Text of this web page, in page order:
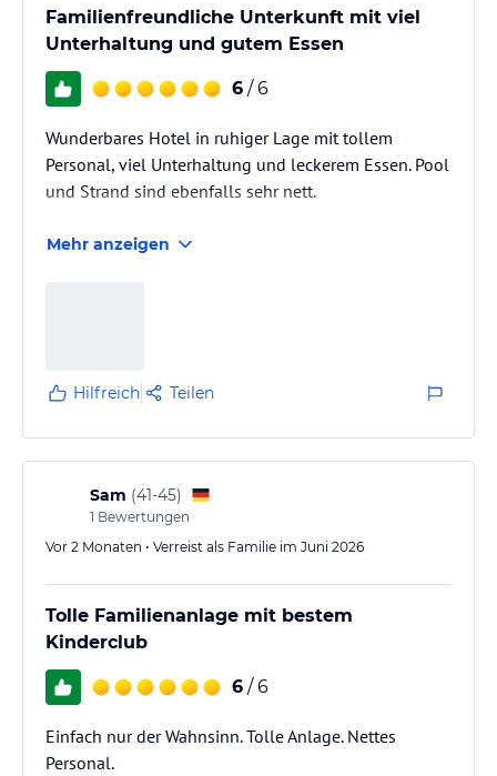
Familienfreundliche Unterkunft mit viel
Unterhaltung und gutem Essen
6 / 6
Wunderbares Hotel in ruhiger Lage mit tollem
Personal, viel Unterhaltung und leckerem Essen. Pool
und Strand sind ebenfalls sehr nett.
Mehr anzeigen
Hilfreich Teilen
Sam (41-45)
1 Bewertungen
Vor 2 Monaten • Verreist als Familie im Juni 2026
Tolle Familienanlage mit bestem
Kinderclub
6 / 6
Einfach nur der Wahnsinn. Tolle Anlage. Nettes
Personal.